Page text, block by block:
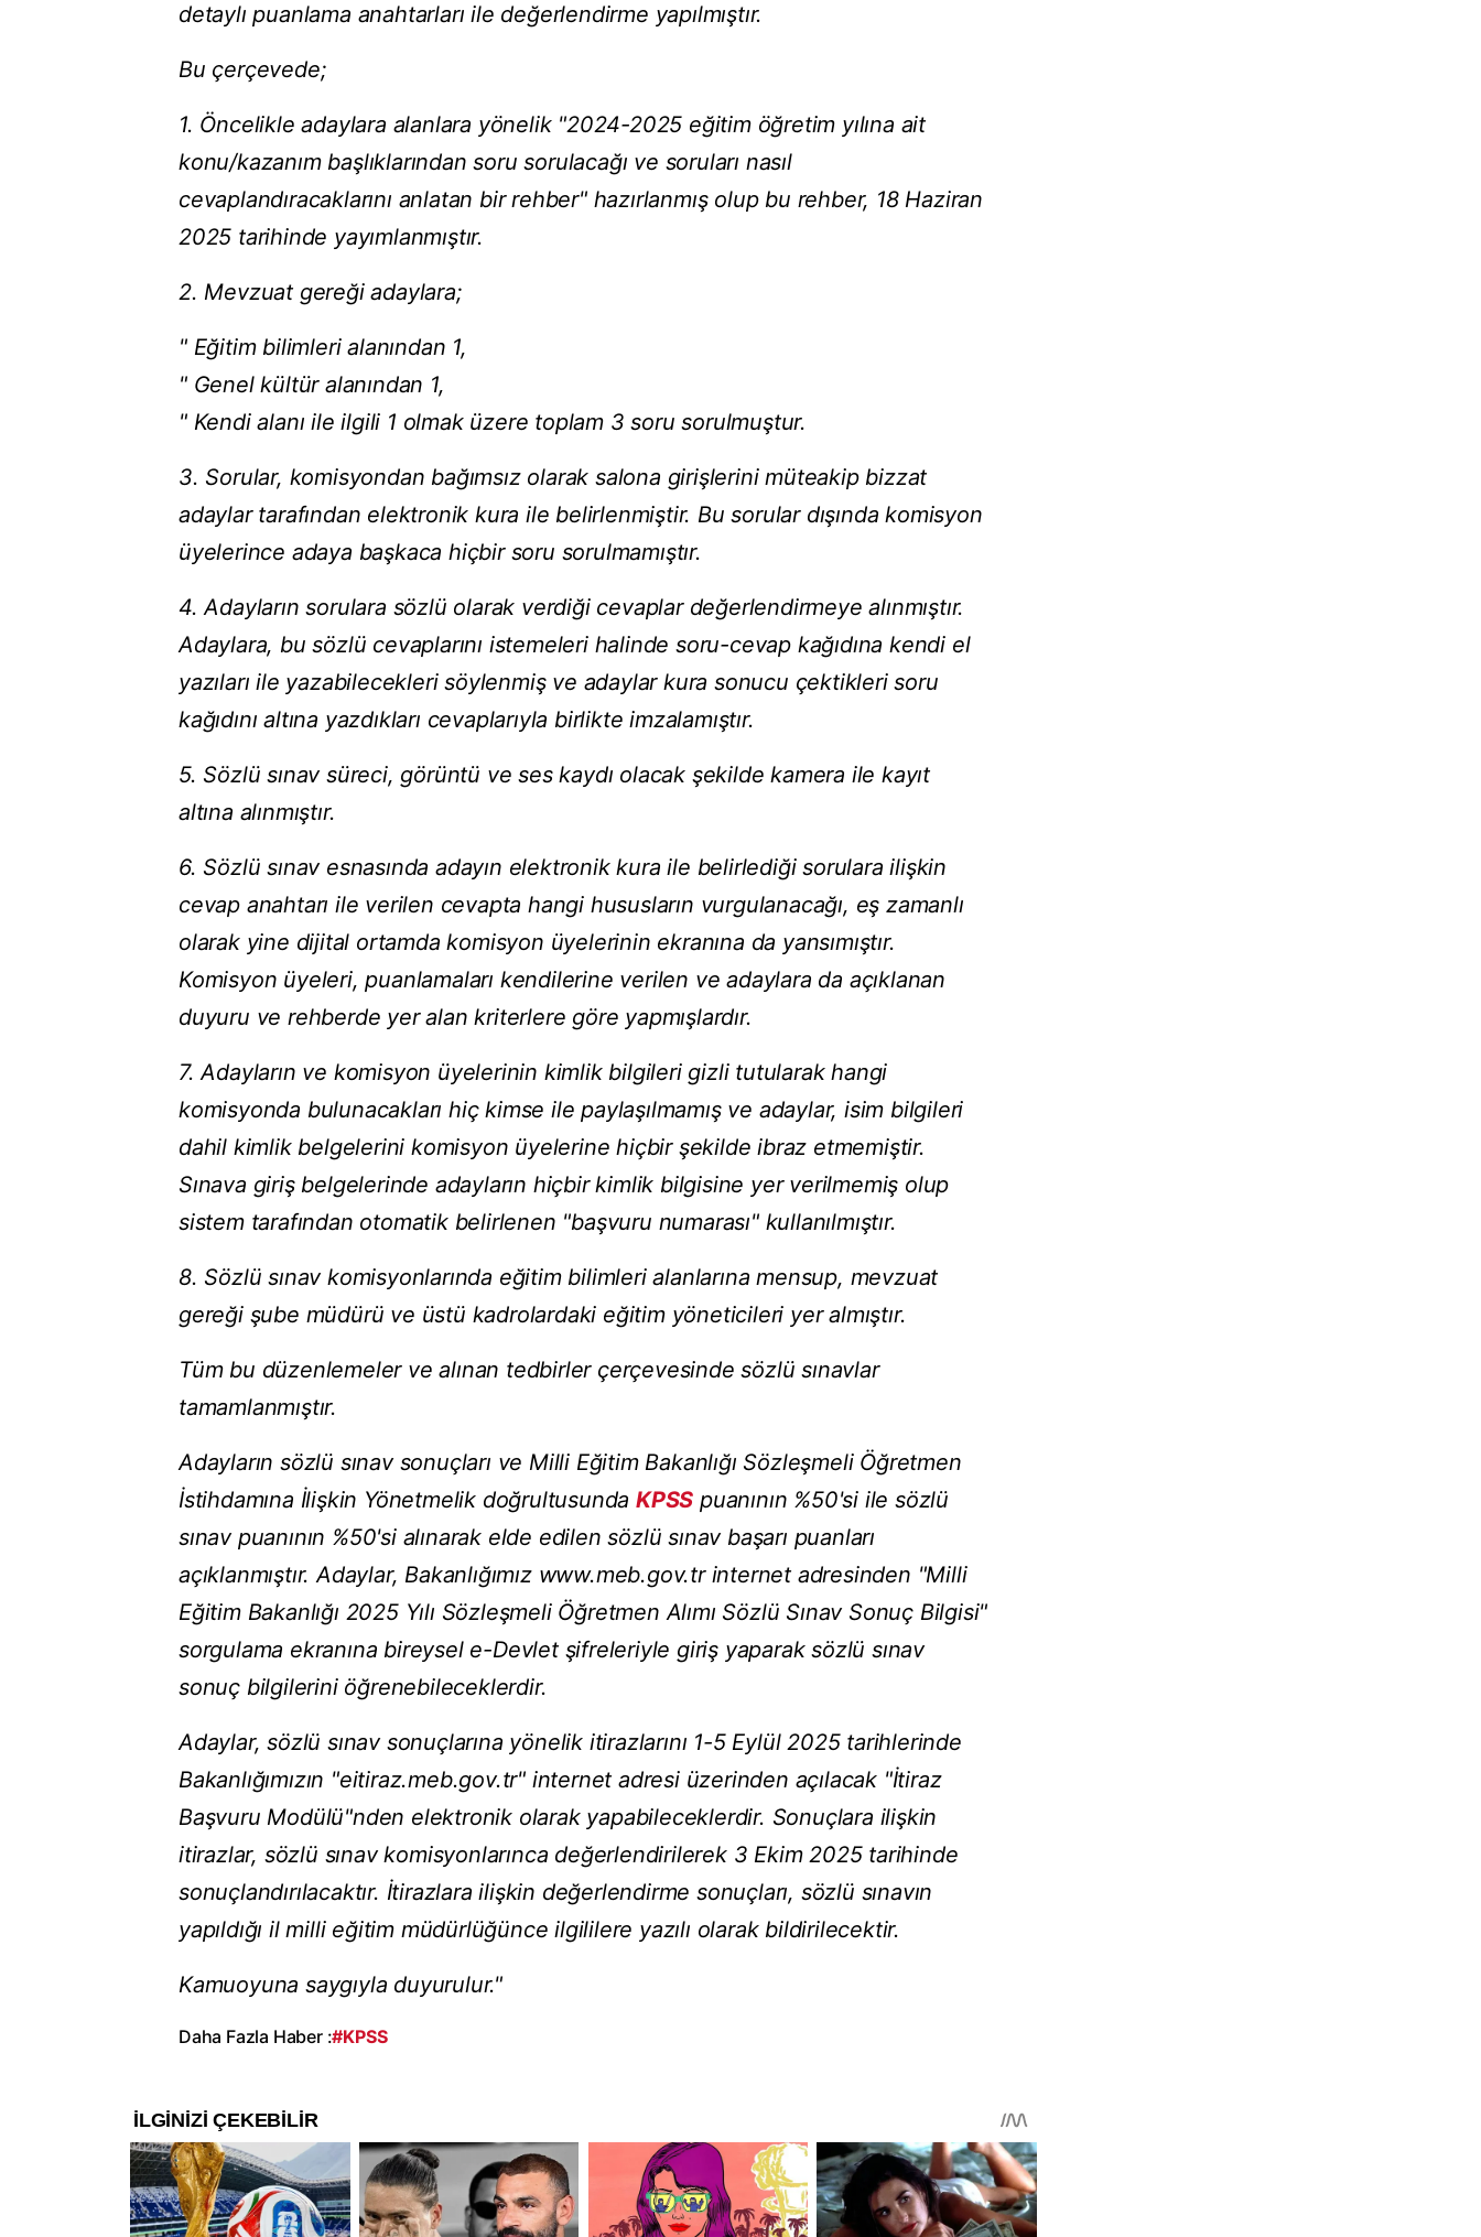
detaylı puanlama anahtarları ile değerlendirme yapılmıştır.
Bu çerçevede;
1. Öncelikle adaylara alanlara yönelik "2024-2025 eğitim öğretim yılına ait
konu/kazanım başlıklarından soru sorulacağı ve soruları nasıl
cevaplandıracaklarını anlatan bir rehber" hazırlanmış olup bu rehber, 18 Haziran
2025 tarihinde yayımlanmıştır.
2. Mevzuat gereği adaylara;
" Eğitim bilimleri alanından 1,
" Genel kültür alanından 1,
" Kendi alanı ile ilgili 1 olmak üzere toplam 3 soru sorulmuştur.
3. Sorular, komisyondan bağımsız olarak salona girişlerini müteakip bizzat
adaylar tarafından elektronik kura ile belirlenmiştir. Bu sorular dışında komisyon
üyelerince adaya başkaca hiçbir soru sorulmamıştır.
4. Adayların sorulara sözlü olarak verdiği cevaplar değerlendirmeye alınmıştır.
Adaylara, bu sözlü cevaplarını istemeleri halinde soru-cevap kağıdına kendi el
yazıları ile yazabilecekleri söylenmiş ve adaylar kura sonucu çektikleri soru
kağıdını altına yazdıkları cevaplarıyla birlikte imzalamıştır.
5. Sözlü sınav süreci, görüntü ve ses kaydı olacak şekilde kamera ile kayıt
altına alınmıştır.
6. Sözlü sınav esnasında adayın elektronik kura ile belirlediği sorulara ilişkin
cevap anahtarı ile verilen cevapta hangi hususların vurgulanacağı, eş zamanlı
olarak yine dijital ortamda komisyon üyelerinin ekranına da yansımıştır.
Komisyon üyeleri, puanlamaları kendilerine verilen ve adaylara da açıklanan
duyuru ve rehberde yer alan kriterlere göre yapmışlardır.
7. Adayların ve komisyon üyelerinin kimlik bilgileri gizli tutularak hangi
komisyonda bulunacakları hiç kimse ile paylaşılmamış ve adaylar, isim bilgileri
dahil kimlik belgelerini komisyon üyelerine hiçbir şekilde ibraz etmemiştir.
Sınava giriş belgelerinde adayların hiçbir kimlik bilgisine yer verilmemiş olup
sistem tarafından otomatik belirlenen "başvuru numarası" kullanılmıştır.
8. Sözlü sınav komisyonlarında eğitim bilimleri alanlarına mensup, mevzuat
gereği şube müdürü ve üstü kadrolardaki eğitim yöneticileri yer almıştır.
Tüm bu düzenlemeler ve alınan tedbirler çerçevesinde sözlü sınavlar
tamamlanmıştır.
Adayların sözlü sınav sonuçları ve Milli Eğitim Bakanlığı Sözleşmeli Öğretmen
İstihdamına İlişkin Yönetmelik doğrultusunda KPSS puanının %50'si ile sözlü
sınav puanının %50'si alınarak elde edilen sözlü sınav başarı puanları
açıklanmıştır. Adaylar, Bakanlığımız www.meb.gov.tr internet adresinden "Milli
Eğitim Bakanlığı 2025 Yılı Sözleşmeli Öğretmen Alımı Sözlü Sınav Sonuç Bilgisi"
sorgulama ekranına bireysel e-Devlet şifreleriyle giriş yaparak sözlü sınav
sonuç bilgilerini öğrenebileceklerdir.
Adaylar, sözlü sınav sonuçlarına yönelik itirazlarını 1-5 Eylül 2025 tarihlerinde
Bakanlığımızın "eitiraz.meb.gov.tr" internet adresi üzerinden açılacak "İtiraz
Başvuru Modülü"nden elektronik olarak yapabileceklerdir. Sonuçlara ilişkin
itirazlar, sözlü sınav komisyonlarınca değerlendirilerek 3 Ekim 2025 tarihinde
sonuçlandırılacaktır. İtirazlara ilişkin değerlendirme sonuçları, sözlü sınavın
yapıldığı il milli eğitim müdürlüğünce ilgililere yazılı olarak bildirilecektir.
Kamuoyuna saygıyla duyurulur."
Daha Fazla Haber :#KPSS